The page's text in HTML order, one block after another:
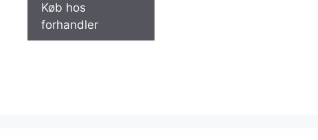
Køb hos
forhandler